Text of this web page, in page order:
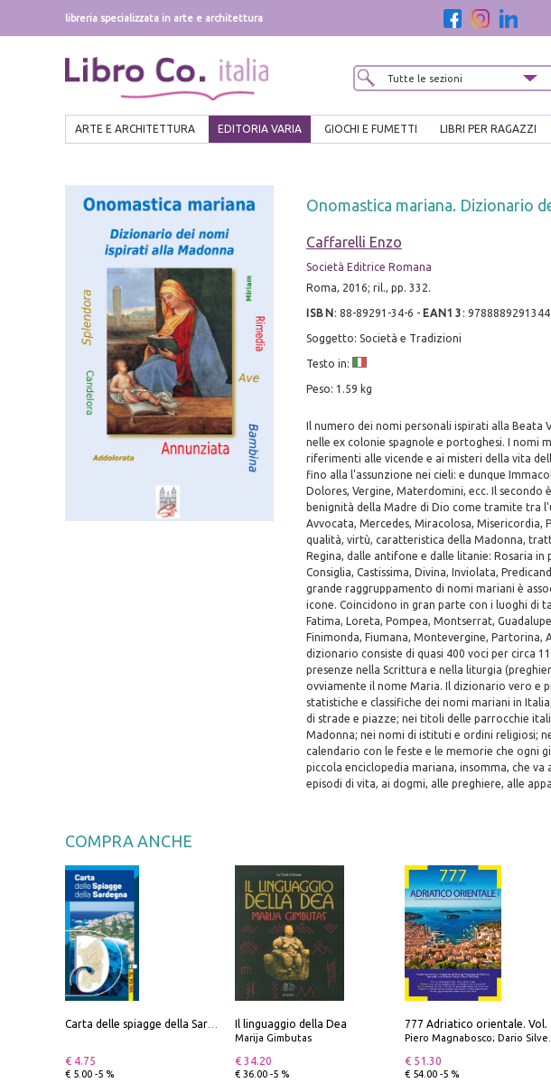
libreria specializzata in arte e architettura
ARTE E ARCHITETTURA EDITORIA VARIA GIOCHI E FUMETTI LIBRI PER RAGAZZI
Onomastica mariana. Dizionario
Caffarelli Enzo
Società Editrice Romana
Roma, 2016; ril., pp. 332.
ISBN : 88-89291-34-6 - EAN13 : 9788889291344
Soggetto: Società e Tradizioni
Testo in:
Peso: 1.59 kg
Il numero dei nomi personali ispirati alla Beata
nelle ex colonie spagnole e portoghesi. I nomi
riferimenti alle vicende e ai misteri della vita
fino alla l'assunzione nei cieli: e dunque
Dolores, Vergine, Materdomini, ecc. Il
benignità della Madre di Dio come tramite tra
Avvocata, Mercedes, Miracolosa,
qualità, virtù, caratteristica della Madonna,
Regina, dalle antifone e dalle litanie: Rosaria
Consiglia, Castissima, Divina, Inviolata,
grande raggruppamento di nomi mariani è
icone. Coincidono in gran parte con i luoghi di
Fatima, Loreta, Pompea, Montserrat,
Finimonda, Fiumana, Montevergine, Partorina,
dizionario consiste di quasi 400 voci per circa
presenze nella Scrittura e nella liturgia
ovviamente il nome Maria. Il dizionario vero e
statistiche e classifiche dei nomi mariani in
di strade e piazze; nei titoli delle parrocchie
Madonna; nei nomi di istituti e ordini religiosi;
calendario con le feste e le memorie che ogni
piccola enciclopedia mariana, insomma, che
episodi di vita, ai dogmi, alle preghiere, alle
COMPRA ANCHE
€ 4.75
€ 5.00 -5 %
Il linguaggio della Dea
Marija Gimbutas
€ 34.20
€ 36.00 -5 %
Piero Magnabosco; Dario Silvestro; Marco Sbrizzi
€ 51.30
€ 54.00 -5 %